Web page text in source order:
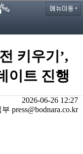
키우기’,
이트 진행
2026-06-26 12:27
press@bodnara.co.kr